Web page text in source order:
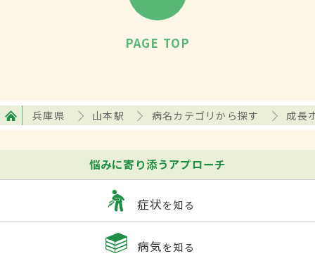
PAGE TOP
兵庫県 山本駅 病名カテゴリから探す 成長
悩みに寄り添うアプローチ
症状を知る
病気を知る